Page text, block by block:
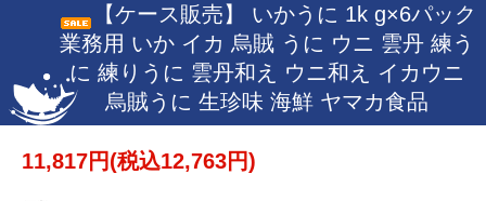
【ケース販売】 いかうに 1k g×6パック
業務用 いか イカ 烏賊 うに ウニ 雲丹 練う
に 練りうに 雲丹和え ウニ和え イカウニ
烏賊うに 生珍味 海鮮 ヤマカ食品
11,817円(税込12,763円)